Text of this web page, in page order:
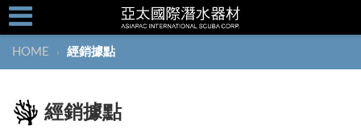
HOME › 經銷據點
經銷據點